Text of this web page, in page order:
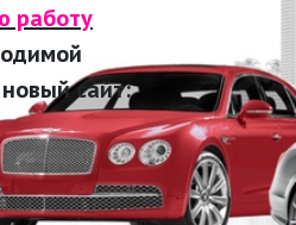
работу
сайт: